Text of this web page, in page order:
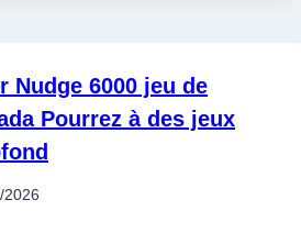
Nudge 6000 jeu de
Pourrez à des jeux
2026